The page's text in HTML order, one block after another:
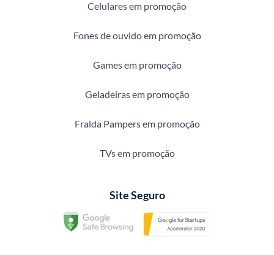
Celulares em promoção
Fones de ouvido em promoção
Games em promoção
Geladeiras em promoção
Fralda Pampers em promoção
TVs em promoção
Site Seguro